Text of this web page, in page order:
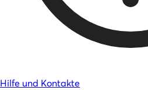
Hilfe und Kontakte